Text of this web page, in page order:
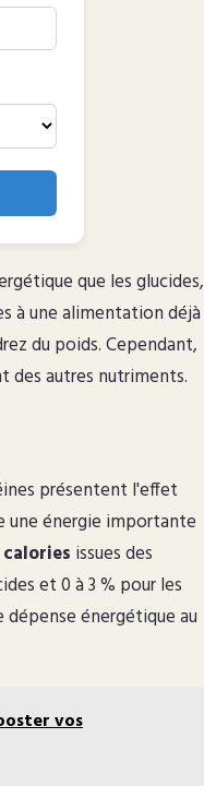
que les glucides,
à une alimentation déjà
du poids. Cependant,
des autres nutriments.
présentent l'effet
une énergie importante
issues des
et 0 à 3 % pour les
énergétique au
vos